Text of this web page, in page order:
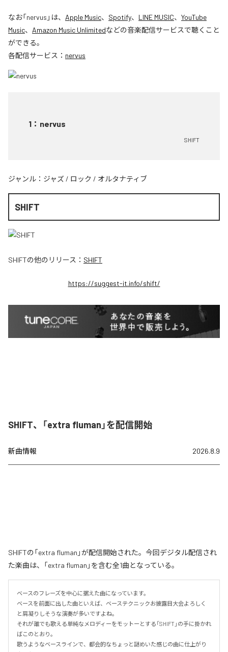
なお「nervus 」は、 Apple Music、 Spotify、 LINE MUSIC、 YouTube
Music、 Amazon Music Unlimitedなどの音楽配信サービスで聴くこと
ができる。
各配信サービス： nervus
1 ： nervus
SHIFT
ジャンル： ジャズ / ロック / オルタナティブ
SHIFT
SHIFTの他のリリース： SHIFT
https://suggest-it.info/shift/
SHIFT、「extra fluman」を配信開始
新曲情報 2026.8.9
SHIFTの「extra fluman」が配信開始された。今回デジタル配信され
た楽曲は、「extra fluman」を含む全1曲となっている。
ベースのフレーズを中心に据えた曲になっています。
ベースを前面に出した曲といえば、ベーステクニックお披露目大会よろしく
と肩凝りしそうな演奏が多いですよね。
それが誰でも歌える単純なメロディーをモットーとする「SHIFT」の手に掛かれ
ばこのとおり。
歌うようなベースラインで、都会的なちょっと謎めいた感じの曲に仕上がり